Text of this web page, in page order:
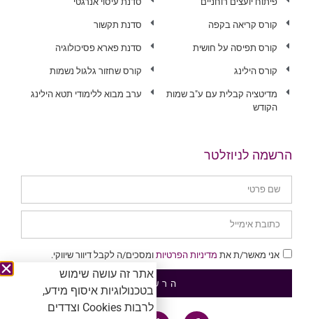
קורס קריאה בקפה
קורס תפיסה על חושית
קורס הילינג
מדיטציה קבלית עם ע"ב שמות
הקודש
סדנת תקשור
סדנת פארא פסיכולוגיה
קורס שחזור גלגול נשמות
ערב מבוא ללימודי תטא הילינג
הרשמה לניוזלטר
אני מאשר/ת את מדיניות הפרטיות ומסכים/ה לקבל דיוור שיווקי.
הרשמה
אתר זה עושה שימוש
בטכנולוגיות איסוף מידע,
לרבות Cookies וצדדים